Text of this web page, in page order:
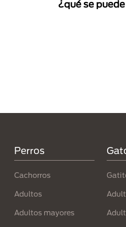
¿qué se
Perros
Cachorros
Adultos
Adultos mayores